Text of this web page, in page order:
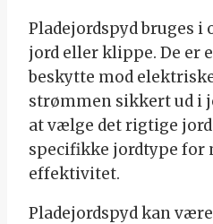
Pladejordspyd bruges i
jord eller klippe. De er
beskytte mod
strømmen sikkert ud i
at vælge det rigtige
specifikke jordtype for
effektivitet.
Pladejordspyd kan